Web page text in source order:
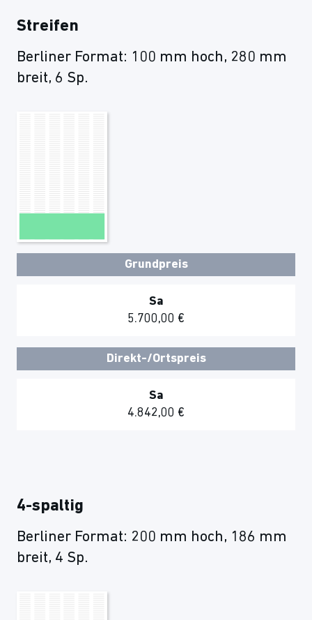
Streifen
Berliner Format: 100 mm hoch, 280 mm
breit, 6 Sp.
Grundpreis
Sa
5.700,00 €
Direkt-/Ortspreis
Sa
4.842,00 €
4-spaltig
Berliner Format: 200 mm hoch, 186 mm
breit, 4 Sp.